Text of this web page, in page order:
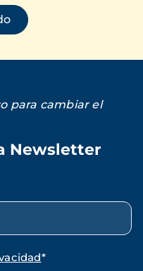
para cambiar el
Newsletter
*